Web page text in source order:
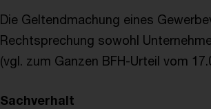
Die Geltendmachung eines
Rechtsprechung sowohl
(vgl. zum Ganzen BFH-Urteil vom
Sachverhalt